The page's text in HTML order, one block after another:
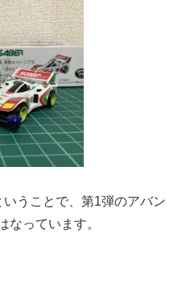
いうことで、第1弾のアバン
なっています。